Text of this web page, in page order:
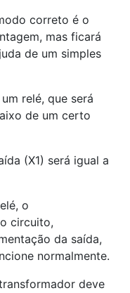
correto é o
mas ficará
de um simples
relé, que será
de um certo
(X1) será igual a
o
circuito,
da saída,
normalmente.
deve